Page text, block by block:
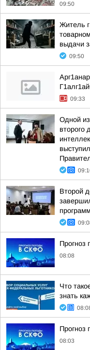
09:50
Житель
выдачи
09:50
09:33
Одной
второго
Второй
Прогноз
08:08
Что
знать
Прогноз
08:03